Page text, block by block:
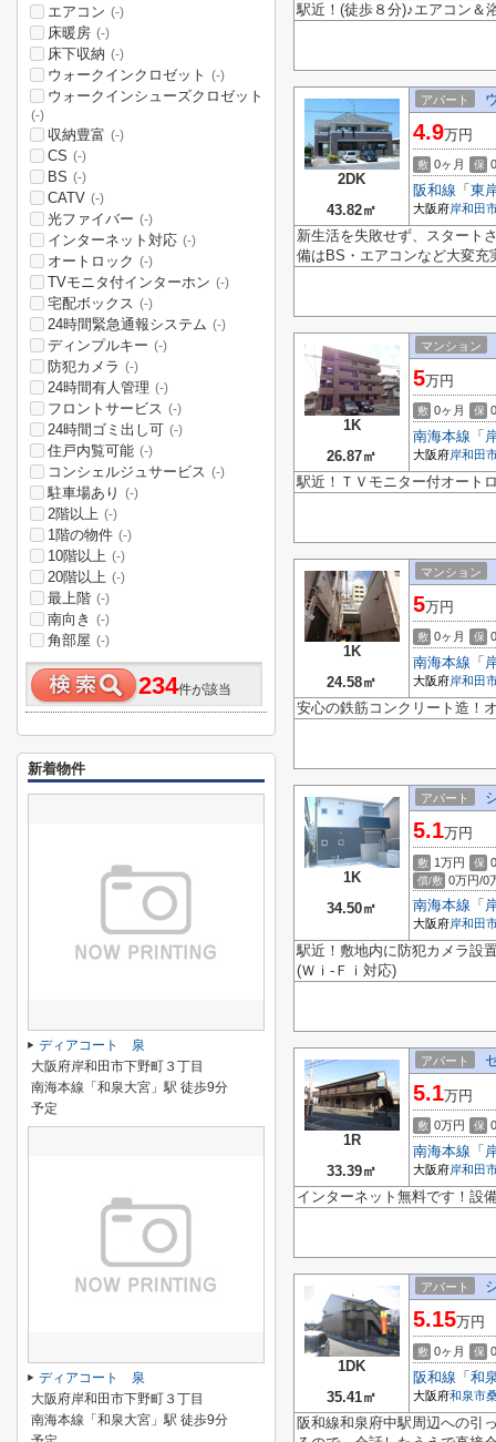
駅近！(徒歩８分)♪エアコン＆
2DK
43.82㎡
アパート
4.9万円
敷 0ヶ月 保
阪和線 「 東
大阪府岸和田
新生活を失敗せず、スタート
備はBS・エアコンなど大変
1K
26.87㎡
マンション
5万円
敷 0ヶ月 保
南海本線 「
大阪府岸和田
駅近！ＴＶモニター付オー
1K
24.58㎡
マンション
5万円
敷 0ヶ月 保
南海本線 「
大阪府岸和田
安心の鉄筋コンクリート造！
1K
34.50㎡
アパート
5.1万円
敷 1万円 保
償/敷 0万円/0
南海本線 「
大阪府岸和田
駅近！敷地内に防犯カメラ設
(Ｗｉ-Ｆｉ対応)
1R
33.39㎡
アパート
5.1万円
敷 0万円 保
南海本線 「
大阪府岸和田
インターネット無料です！設
1DK
35.41㎡
アパート
5.15万円
敷 0ヶ月 保
阪和線 「 和
大阪府和泉市
阪和線和泉府中駅周辺への引
エアコン (-)
床暖房 (-)
床下収納 (-)
ウォークインクロゼット (-)
ウォークインシューズクロゼット
(-)
収納豊富 (-)
CS (-)
BS (-)
CATV (-)
光ファイバー (-)
インターネット対応 (-)
オートロック (-)
TVモニタ付インターホン (-)
宅配ボックス (-)
24時間緊急通報システム (-)
ディンプルキー (-)
防犯カメラ (-)
24時間有人管理 (-)
フロントサービス (-)
24時間ゴミ出し可 (-)
住戸内覧可能 (-)
コンシェルジュサービス (-)
駐車場あり (-)
2階以上 (-)
1階の物件 (-)
10階以上 (-)
20階以上 (-)
最上階 (-)
南向き (-)
角部屋 (-)
234件が該当
新着物件
ディアコート 泉
大阪府岸和田市下野町３丁目
南海本線「和泉大宮」駅 徒歩9分
予定
ディアコート 泉
大阪府岸和田市下野町３丁目
南海本線「和泉大宮」駅 徒歩9分